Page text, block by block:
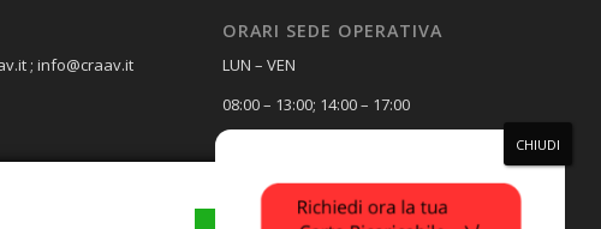
; info@craav.it
ORARI SEDE OPERATIVA
LUN – VEN
08:00 – 13:00; 14:00 – 17:00
Chiuso